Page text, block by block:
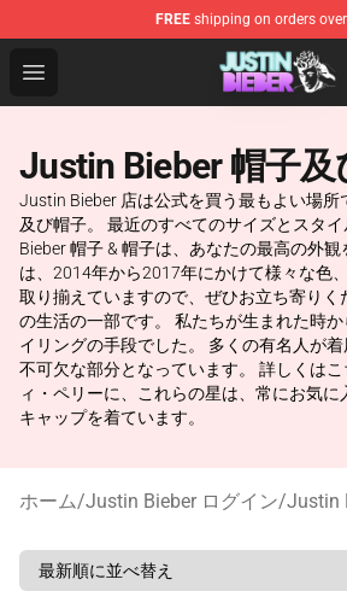
FREE shipping on orders
Open menu
Justin Bieber Store - Official
Justin Bieber 帽子及
Justin Bieber 店は公式を買う最もよい場所
及び帽子。 最近のすべてのサイズとスタ
Bieber 帽子 & 帽子は、あなたの最高の外
は、2014年から2017年にかけて様々な色
取り揃えていますので、ぜひお立ち寄りく
の生活の一部です。 私たちが生まれた時
イリングの手段でした。 多くの有名人が
不可欠な部分となっています。 詳しくは
ィ・ペリーに、これらの星は、常にお気
キャップを着ています。
ホーム/Justin Bieber ログイン/Justin